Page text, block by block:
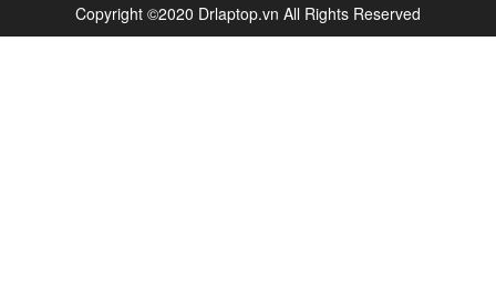
Copyright ©2020 Drlaptop.vn All Rights Reserved